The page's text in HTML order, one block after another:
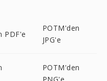
PDF'e
POTM'den
JPG'e
POTM'den